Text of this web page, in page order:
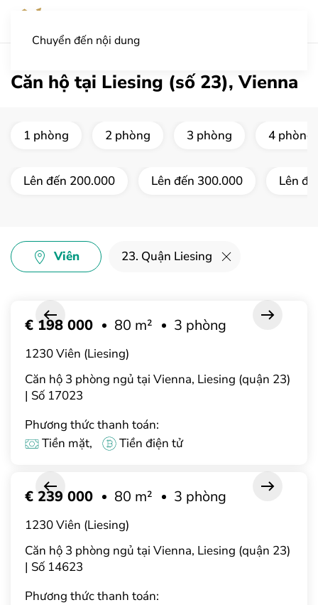
Chuyển đến nội dung
Căn hộ tại Liesing (số 23), Vienna
1 phòng 2 phòng 3 phòng 4 phòng
Lên đến 200.000 Lên đến 300.000 Lên
Viên 23. Quận Liesing
Căn hộ 3 phòng ngủ tại Vienna, Liesing (quận 23)
| Số 17023
€ 198 000 80 m² 3 phòng
1230 Viên (Liesing)
Phương thức thanh toán:
Tiền mặt,
Tiền điện tử
Căn hộ 3 phòng ngủ tại Vienna, Liesing (quận 23)
| Số 14623
€ 239 000 80 m² 3 phòng
1230 Viên (Liesing)
Phương thức thanh toán: